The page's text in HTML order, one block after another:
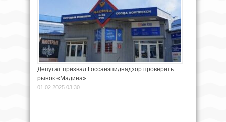
Депутат призвал Госсанэпиднадзор проверить
рынок «Мадина»
01.02.2025 03:30